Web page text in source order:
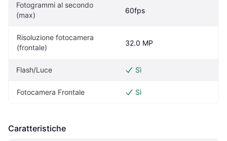
Fotogrammi al secondo
(max)
60fps
Risoluzione fotocamera
(frontale)
32.0 MP
Flash/Luce Sì
Fotocamera Frontale Sì
Caratteristiche